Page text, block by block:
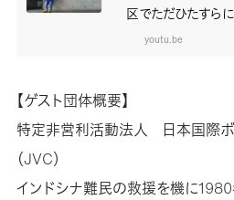
区でただひたすら
youtu.be
【ゲスト団体概要】
特定非営利活動法人 日本国際ボ
（JVC）
インドシナ難民の救援を機に